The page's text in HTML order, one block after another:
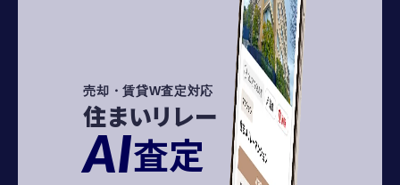
売却・賃貸W査定対応
住まいリレー
AI査定